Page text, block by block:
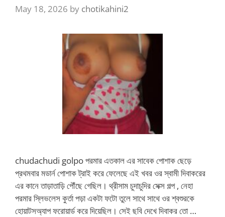
May 18, 2026 by chotikahini2
chudachudi golpo পরমার এতকাল এর সাবেক পোশাক ছেড়ে
প্রথমবার মডার্ন পোশাক ট্রাই করে ফেলেছে এই খবর ওর স্বামী দিবাকরের
এর কানে তাড়াতাড়ি পৌঁছে গেছিল। থ্রীসাম চুদাচুদির সেক্স গল্প , নেহা
পরমার স্লিভলেস কুর্তা পড়া একটা ফটো তুলে সাথে সাথে ওর শ্বশুরকে
হোয়াটসঅ্যাপ ফরোয়ার্ড করে দিয়েছিল। সেই ছবি দেখে দিবাকর তো …